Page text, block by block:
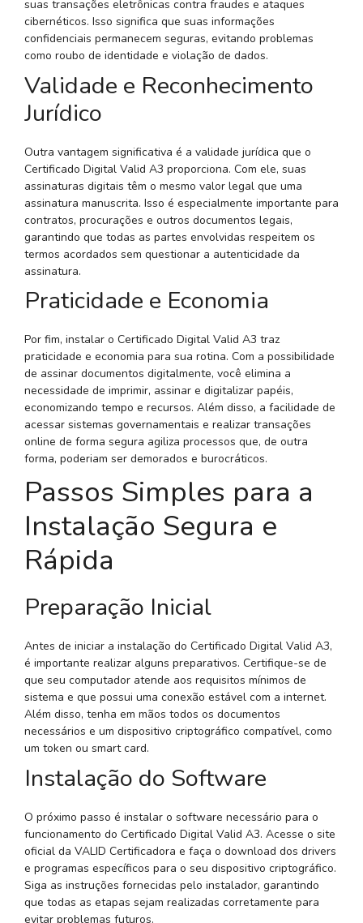
suas transações eletrônicas contra fraudes e ataques
cibernéticos. Isso significa que suas informações
confidenciais permanecem seguras, evitando problemas
como roubo de identidade e violação de dados.
Validade e Reconhecimento
Jurídico
Outra vantagem significativa é a validade jurídica que o
Certificado Digital Valid A3 proporciona. Com ele, suas
assinaturas digitais têm o mesmo valor legal que uma
assinatura manuscrita. Isso é especialmente importante para
contratos, procurações e outros documentos legais,
garantindo que todas as partes envolvidas respeitem os
termos acordados sem questionar a autenticidade da
assinatura.
Praticidade e Economia
Por fim, instalar o Certificado Digital Valid A3 traz
praticidade e economia para sua rotina. Com a possibilidade
de assinar documentos digitalmente, você elimina a
necessidade de imprimir, assinar e digitalizar papéis,
economizando tempo e recursos. Além disso, a facilidade de
acessar sistemas governamentais e realizar transações
online de forma segura agiliza processos que, de outra
forma, poderiam ser demorados e burocráticos.
Passos Simples para a
Instalação Segura e
Rápida
Preparação Inicial
Antes de iniciar a instalação do Certificado Digital Valid A3,
é importante realizar alguns preparativos. Certifique-se de
que seu computador atende aos requisitos mínimos de
sistema e que possui uma conexão estável com a internet.
Além disso, tenha em mãos todos os documentos
necessários e um dispositivo criptográfico compatível, como
um token ou smart card.
Instalação do Software
O próximo passo é instalar o software necessário para o
funcionamento do Certificado Digital Valid A3. Acesse o site
oficial da VALID Certificadora e faça o download dos drivers
e programas específicos para o seu dispositivo criptográfico.
Siga as instruções fornecidas pelo instalador, garantindo
que todas as etapas sejam realizadas corretamente para
evitar problemas futuros.